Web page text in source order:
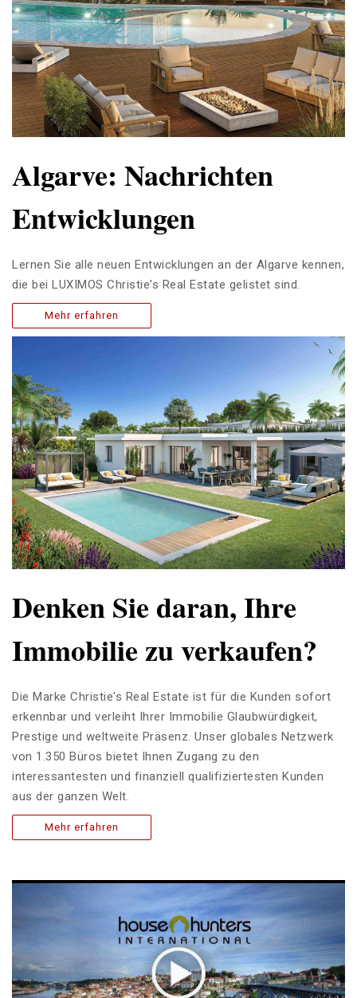
Algarve: Nachrichten
Entwicklungen
Lernen Sie alle neuen Entwicklungen an der Algarve kennen,
die bei LUXIMOS Christie's Real Estate gelistet sind.
Mehr erfahren
Denken Sie daran, Ihre
Immobilie zu verkaufen?
Die Marke Christie's Real Estate ist für die Kunden sofort
erkennbar und verleiht Ihrer Immobilie Glaubwürdigkeit,
Prestige und weltweite Präsenz. Unser globales Netzwerk
von 1.350 Büros bietet Ihnen Zugang zu den
interessantesten und finanziell qualifiziertesten Kunden
aus der ganzen Welt.
Mehr erfahren